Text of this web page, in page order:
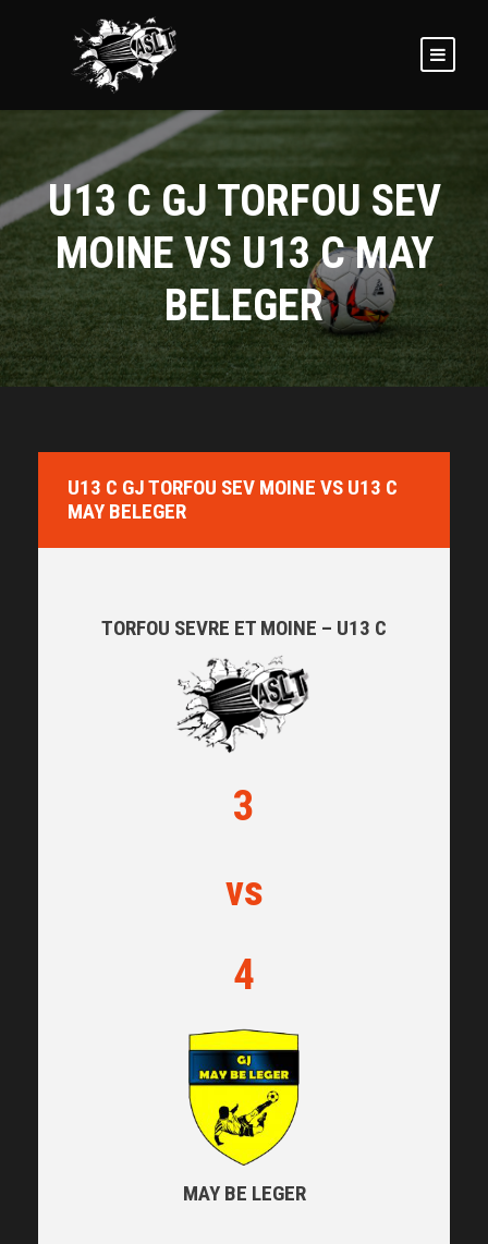
U13 C GJ TORFOU SEV
MOINE VS U13 C MAY
BELEGER
U13 C GJ TORFOU SEV MOINE VS U13 C
MAY BELEGER
TORFOU SEVRE ET MOINE – U13 C
3
vs
4
MAY BE LEGER